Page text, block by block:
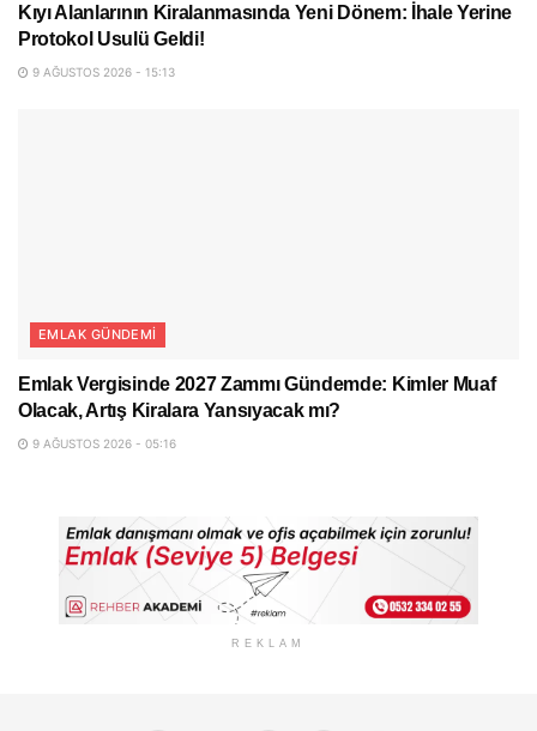
Kıyı Alanlarının Kiralanmasında Yeni Dönem: İhale Yerine
Protokol Usulü Geldi!
9 AĞUSTOS 2026 - 15:13
EMLAK GÜNDEMI
Emlak Vergisinde 2027 Zammı Gündemde: Kimler Muaf
Olacak, Artış Kiralara Yansıyacak mı?
9 AĞUSTOS 2026 - 05:16
REKLAM